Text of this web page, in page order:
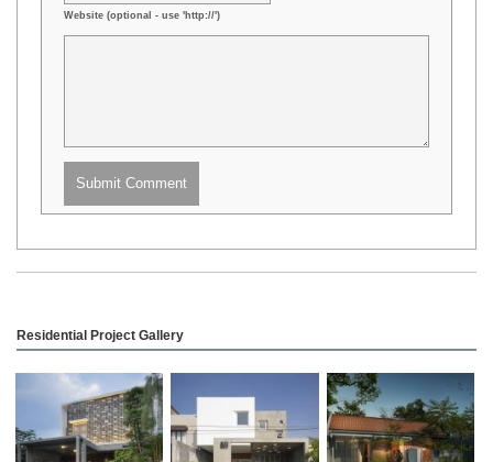
Website (optional - use 'http://')
Submit Comment
Residential Project Gallery